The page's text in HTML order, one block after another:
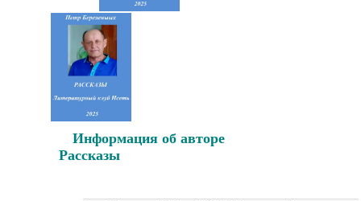
Информация об авторе
Рассказы